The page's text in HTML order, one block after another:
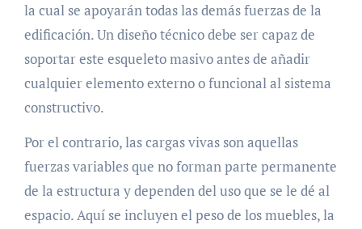
la cual se apoyarán todas las demás fuerzas de la
edificación. Un diseño técnico debe ser capaz de
soportar este esqueleto masivo antes de añadir
cualquier elemento externo o funcional al sistema
constructivo.
Por el contrario, las cargas vivas son aquellas
fuerzas variables que no forman parte permanente
de la estructura y dependen del uso que se le dé al
espacio. Aquí se incluyen el peso de los muebles, la